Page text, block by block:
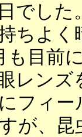
でした
ちよく
も目前
レンズ
フィ
が、